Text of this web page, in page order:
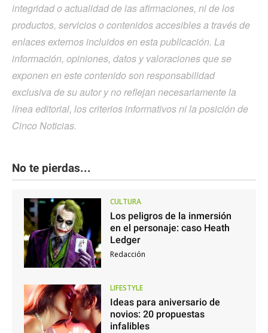
integridad o actualidad de las afirmaciones, ni de los
productos, servicios o contenidos accesibles a través de
enlaces externos incluidos en esta publicación. La
información, opiniones, datos y valoraciones que se
exponen en este contenido son responsabilidad
exclusiva de su autor y no reflejan necesariamente la
línea editorial, los criterios informativos ni la posición de
Cinco Noticias.
No te pierdas...
CULTURA
Los peligros de la inmersión
en el personaje: caso Heath
Ledger
Redacción
LIFESTYLE
Ideas para aniversario de
novios: 20 propuestas
infalibles